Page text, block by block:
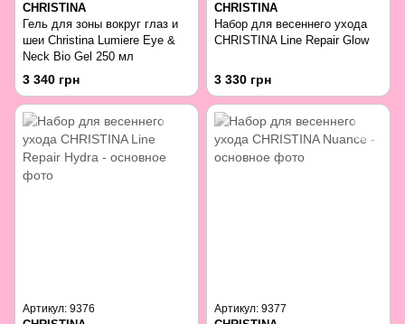
CHRISTINA
Гель для зоны вокруг глаз и
шеи Christina Lumiere Eye &
Neck Bio Gel 250 мл
3 340 грн
CHRISTINA
Набор для весеннего ухода
CHRISTINA Line Repair Glow
3 330 грн
Артикул: 9376 Артикул: 9377